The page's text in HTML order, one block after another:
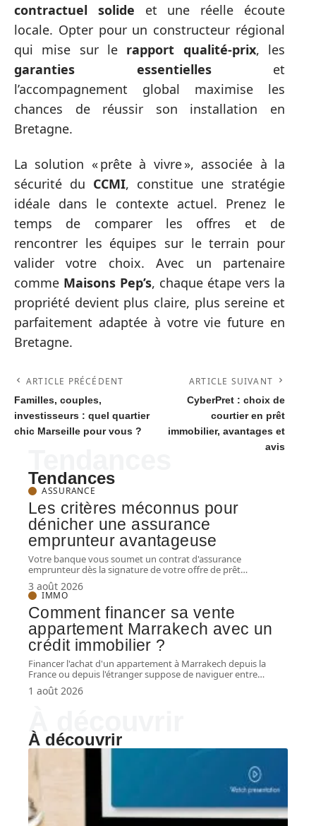
contractuel solide et une réelle écoute
locale. Opter pour un constructeur régional
qui mise sur le rapport qualité-prix, les
garanties essentielleset
l’accompagnement global maximise les
chances de réussir son installation en
Bretagne.
La solution « prête à vivre », associée à la
sécurité du CCMI, constitue une stratégie
idéale dans le contexte actuel. Prenez le
temps de comparer les offres et de
rencontrer les équipes sur le terrain pour
valider votre choix. Avec un partenaire
comme Maisons Pep’s, chaque étape vers la
propriété devient plus claire, plus sereine et
parfaitement adaptée à votre vie future en
Bretagne.
ARTICLE PRÉCÉDENT
Familles, couples,
investisseurs : quel quartier
chic Marseille pour vous ?
ARTICLE SUIVANT
CyberPret : choix de
courtier en prêt
immobilier, avantages et
avis
Tendances
ASSURANCE
Les critères méconnus pour
dénicher une assurance
emprunteur avantageuse
Votre banque vous soumet un contrat d'assurance
emprunteur dès la signature de votre offre de prêt…
3 août 2026
IMMO
Comment financer sa vente
appartement Marrakech avec un
crédit immobilier ?
Financer l'achat d'un appartement à Marrakech depuis la
France ou depuis l'étranger suppose de naviguer entre…
1 août 2026
À découvrir